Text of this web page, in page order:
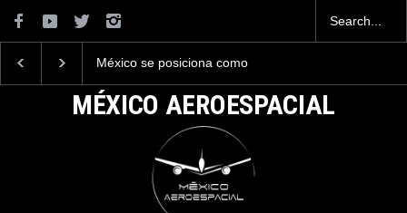
La industria naval mexicana
la Armada de México
Mundial 2026 ocurrió
aeropuertos
MÉXICO AEROESPACIAL